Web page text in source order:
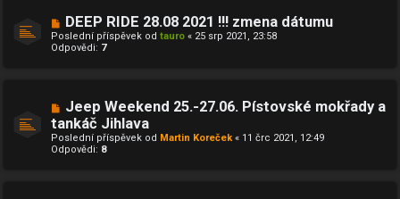
DEEP RIDE 28.08 2021 !!! zmena dátumu
Poslední příspěvek od tauro « 25 srp 2021, 23:58
Odpovědi: 7
Jeep Weekend 25.-27.06. Pístovské mokřady a
tankáč Jihlava
Poslední příspěvek od Martin Koreček« 11 črc 2021, 12:49
Odpovědi: 8